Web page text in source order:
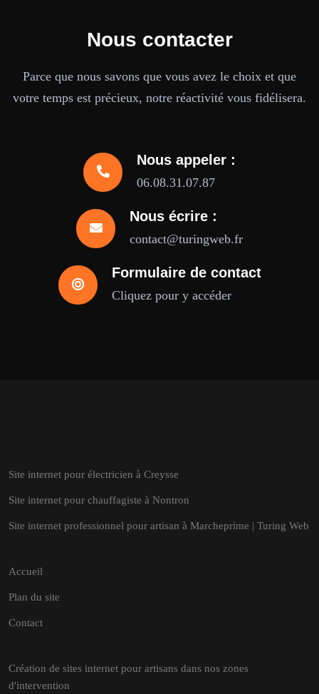
Nous contacter
Parce que nous savons que vous avez le choix et que
votre temps est précieux, notre réactivité vous fidélisera.
Nous appeler :
06.08.31.07.87
Nous écrire :
contact@turingweb.fr
Formulaire de contact
Cliquez pour y accéder
Site internet pour électricien à Creysse
Site internet pour chauffagiste à Nontron
Site internet professionnel pour artisan à Marcheprime | Turing Web
Accueil
Plan du site
Contact
Création de sites internet pour artisans dans nos zones
d'intervention